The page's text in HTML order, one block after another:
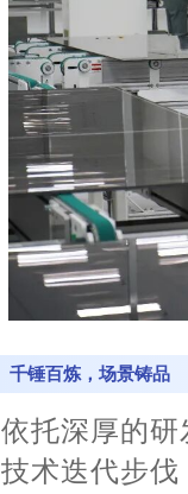
千锤百炼，场景铸品
依托深厚的
技术迭代步